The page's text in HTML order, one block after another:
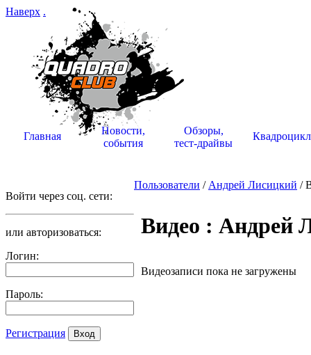
Наверх .
Главная
Новости,
события
Обзоры,
тест-драйвы
Войти через соц. сети:
или авторизоваться:
Логин:
Пароль:
Регистрация
Пользователи / Андрей Лисицкий /
Видео : Андрей
Видеозаписи пока не загружены